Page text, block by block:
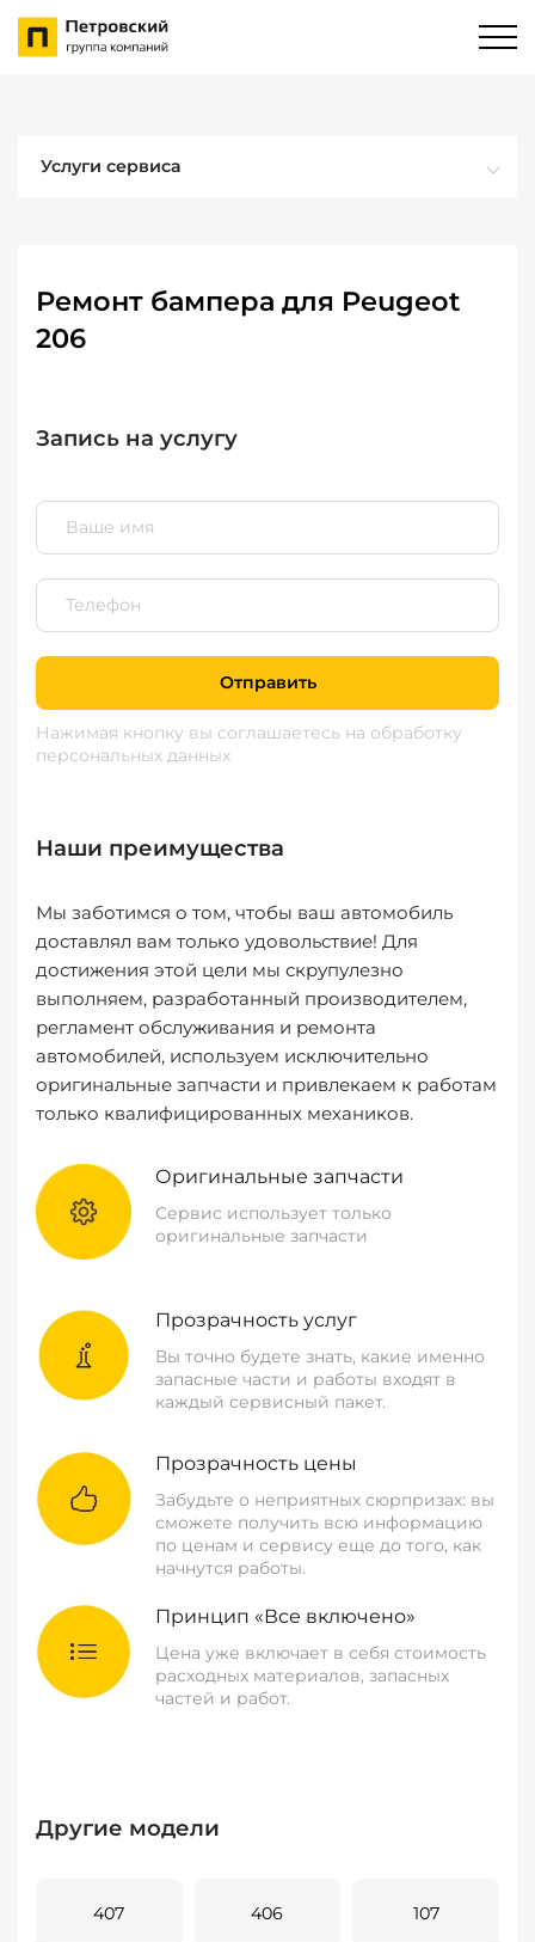
Услуги сервиса
Ремонт бампера для Peugeot
206
Запись на услугу
Отправить
Нажимая кнопку вы соглашаетесь на обработку
персональных данных
Наши преимущества
Мы заботимся о том, чтобы ваш автомобиль
доставлял вам только удовольствие! Для
достижения этой цели мы скрупулезно
выполняем, разработанный производителем,
регламент обслуживания и ремонта
автомобилей, используем исключительно
оригинальные запчасти и привлекаем к работам
только квалифицированных механиков.
Оригинальные запчасти
Сервис использует только
оригинальные запчасти
Прозрачность услуг
Вы точно будете знать, какие именно
запасные части и работы входят в
каждый сервисный пакет.
Прозрачность цены
Забудьте о неприятных сюрпризах: вы
сможете получить всю информацию
по ценам и сервису еще до того, как
начнутся работы.
Принцип «Все включено»
Цена уже включает в себя стоимость
расходных материалов, запасных
частей и работ.
Другие модели
407 406 107